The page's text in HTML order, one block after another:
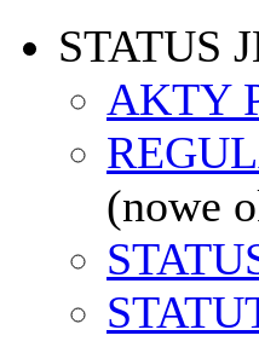
STATUS
AKTY
(nowe